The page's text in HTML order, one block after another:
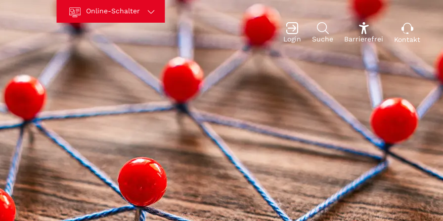
Online-Schalter
Login Suche Barrierefrei Kontakt